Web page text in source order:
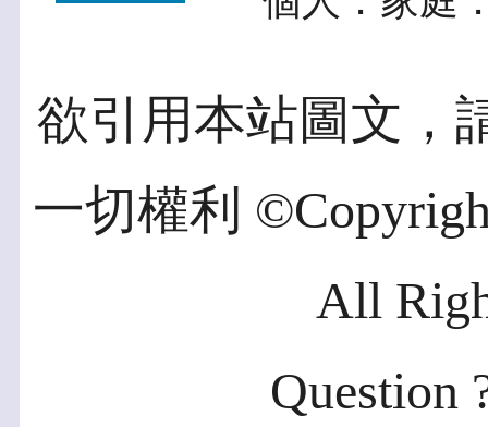
欲引用本站圖文，
一切權利
All
Question